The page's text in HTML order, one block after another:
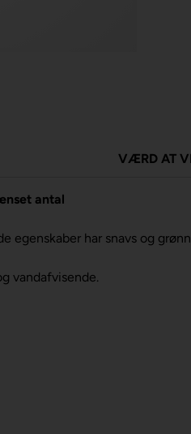
VÆRD AT
antal
egenskaber har snavs og
vandafvisende.